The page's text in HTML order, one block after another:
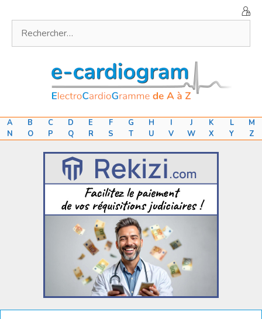
contenu
A B C D E F G H I J K L
M
N
O P Q R S T U V W X Y Z